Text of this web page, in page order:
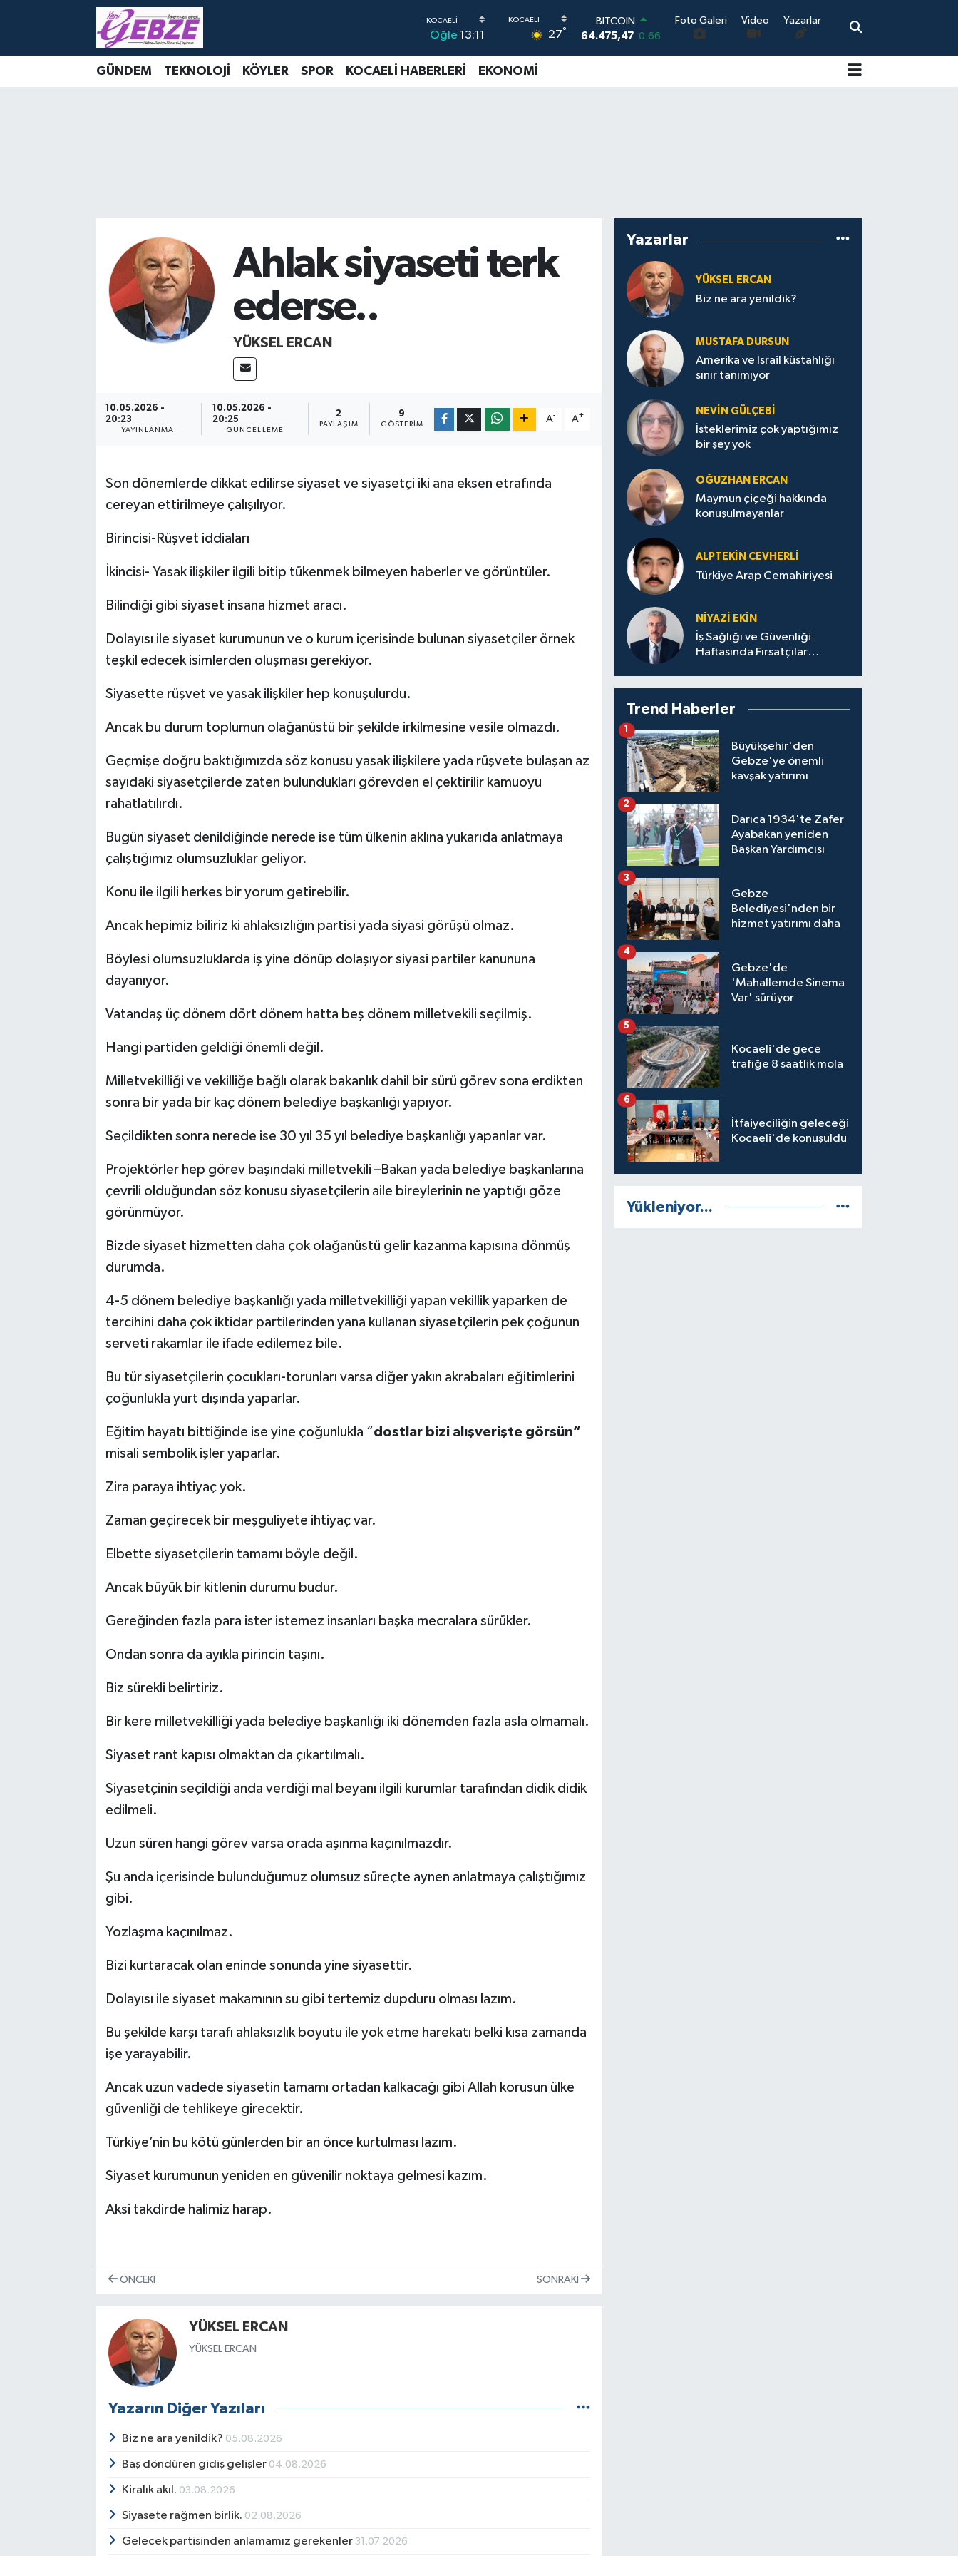
Öğle 13:11 27°
DOLAR
Foto Galeri Video Yazarlar
GÜNDEM TEKNOLOJİ KÖYLER SPOR KOCAELİ HABERLERİ EKONOMİ
Ahlak siyaseti terk
ederse..
YÜKSEL ERCAN
10.05.2026 -
20:23
YAYINLANMA
10.05.2026 -
20:25
GÜNCELLEME
2
PAYLAŞIM
9
GÖSTERIM
A- A+
Son dönemlerde dikkat edilirse siyaset ve siyasetçi iki ana eksen etrafında
cereyan ettirilmeye çalışılıyor.
Birincisi-Rüşvet iddiaları
İkincisi- Yasak ilişkiler ilgili bitip tükenmek bilmeyen haberler ve görüntüler.
Bilindiği gibi siyaset insana hizmet aracı.
Dolayısı ile siyaset kurumunun ve o kurum içerisinde bulunan siyasetçiler örnek
teşkil edecek isimlerden oluşması gerekiyor.
Siyasette rüşvet ve yasak ilişkiler hep konuşulurdu.
Ancak bu durum toplumun olağanüstü bir şekilde irkilmesine vesile olmazdı.
Geçmişe doğru baktığımızda söz konusu yasak ilişkilere yada rüşvete bulaşan az
sayıdaki siyasetçilerde zaten bulundukları görevden el çektirilir kamuoyu
rahatlatılırdı.
Bugün siyaset denildiğinde nerede ise tüm ülkenin aklına yukarıda anlatmaya
çalıştığımız olumsuzluklar geliyor.
Konu ile ilgili herkes bir yorum getirebilir.
Ancak hepimiz biliriz ki ahlaksızlığın partisi yada siyasi görüşü olmaz.
Böylesi olumsuzluklarda iş yine dönüp dolaşıyor siyasi partiler kanununa
dayanıyor.
Vatandaş üç dönem dört dönem hatta beş dönem milletvekili seçilmiş.
Hangi partiden geldiği önemli değil.
Milletvekilliği ve vekilliğe bağlı olarak bakanlık dahil bir sürü görev sona erdikten
sonra bir yada bir kaç dönem belediye başkanlığı yapıyor.
Seçildikten sonra nerede ise 30 yıl 35 yıl belediye başkanlığı yapanlar var.
Projektörler hep görev başındaki milletvekili –Bakan yada belediye başkanlarına
çevrili olduğundan söz konusu siyasetçilerin aile bireylerinin ne yaptığı göze
görünmüyor.
Bizde siyaset hizmetten daha çok olağanüstü gelir kazanma kapısına dönmüş
durumda.
4-5 dönem belediye başkanlığı yada milletvekilliği yapan vekillik yaparken de
tercihini daha çok iktidar partilerinden yana kullanan siyasetçilerin pek çoğunun
serveti rakamlar ile ifade edilemez bile.
Bu tür siyasetçilerin çocukları-torunları varsa diğer yakın akrabaları eğitimlerini
çoğunlukla yurt dışında yaparlar.
Eğitim hayatı bittiğinde ise yine çoğunlukla “dostlar bizi alışverişte görsün”
misali sembolik işler yaparlar.
Zira paraya ihtiyaç yok.
Zaman geçirecek bir meşguliyete ihtiyaç var.
Elbette siyasetçilerin tamamı böyle değil.
Ancak büyük bir kitlenin durumu budur.
Gereğinden fazla para ister istemez insanları başka mecralara sürükler.
Ondan sonra da ayıkla pirincin taşını.
Biz sürekli belirtiriz.
Bir kere milletvekilliği yada belediye başkanlığı iki dönemden fazla asla olmamalı.
Siyaset rant kapısı olmaktan da çıkartılmalı.
Siyasetçinin seçildiği anda verdiği mal beyanı ilgili kurumlar tarafından didik didik
edilmeli.
Uzun süren hangi görev varsa orada aşınma kaçınılmazdır.
Şu anda içerisinde bulunduğumuz olumsuz süreçte aynen anlatmaya çalıştığımız
gibi.
Yozlaşma kaçınılmaz.
Bizi kurtaracak olan eninde sonunda yine siyasettir.
Dolayısı ile siyaset makamının su gibi tertemiz dupduru olması lazım.
Bu şekilde karşı tarafı ahlaksızlık boyutu ile yok etme harekatı belki kısa zamanda
işe yarayabilir.
Ancak uzun vadede siyasetin tamamı ortadan kalkacağı gibi Allah korusun ülke
güvenliği de tehlikeye girecektir.
Türkiye’nin bu kötü günlerden bir an önce kurtulması lazım.
Siyaset kurumunun yeniden en güvenilir noktaya gelmesi kazım.
Aksi takdirde halimiz harap.
ÖNCEKI SONRAKI
YÜKSEL ERCAN
YÜKSEL ERCAN
Yazarın Diğer Yazıları
Biz ne ara yenildik? 05.08.2026
Baş döndüren gidiş gelişler 04.08.2026
Kiralık akıl. 03.08.2026
Siyasete rağmen birlik. 02.08.2026
Gelecek partisinden anlamamız gerekenler 31.07.2026
Yazarlar
YÜKSEL ERCAN
Biz ne ara yenildik?
MUSTAFA DURSUN
Amerika ve İsrail küstahlığı
sınır tanımıyor
NEVİN GÜLÇEBİ
İsteklerimiz çok yaptığımız
bir şey yok
OĞUZHAN ERCAN
Maymun çiçeği hakkında
konuşulmayanlar
ALPTEKİN CEVHERLİ
Türkiye Arap Cemahiriyesi
NİYAZİ EKİN
İş Sağlığı ve Güvenliği
Haftasında Fırsatçılar
Trend Haberler
Büyükşehir'den
Gebze'ye önemli
kavşak yatırımı
1
Darıca 1934'te Zafer
Ayabakan yeniden
Başkan Yardımcısı
2
Gebze
Belediyesi'nden bir
hizmet yatırımı daha
3
Gebze'de
'Mahallemde Sinema
Var' sürüyor
4
Kocaeli'de gece
trafiğe 8 saatlik mola
5
İtfaiyeciliğin geleceği
Kocaeli'de konuşuldu
6
Yükleniyor...
Nöbetçi Eczaneler
Son Dakika Haberleri